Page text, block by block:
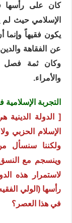
كان على رأسها
الإسلامي حيث
يكون فقيهاً وإنما
عن الفقاهة
وكان ثمة فصل
والأمراء.
التجربة
[ الدولة الدينية
الإسلام الحزبي
ولكننا سنسأل
وينسجم مع النسق
لاستمرار هذه
رأسها (الولي
في هذا العصر؟